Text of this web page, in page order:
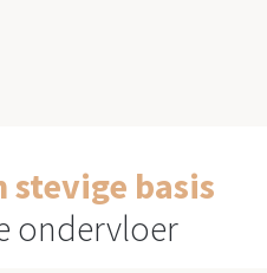
stevige basis
ondervloer